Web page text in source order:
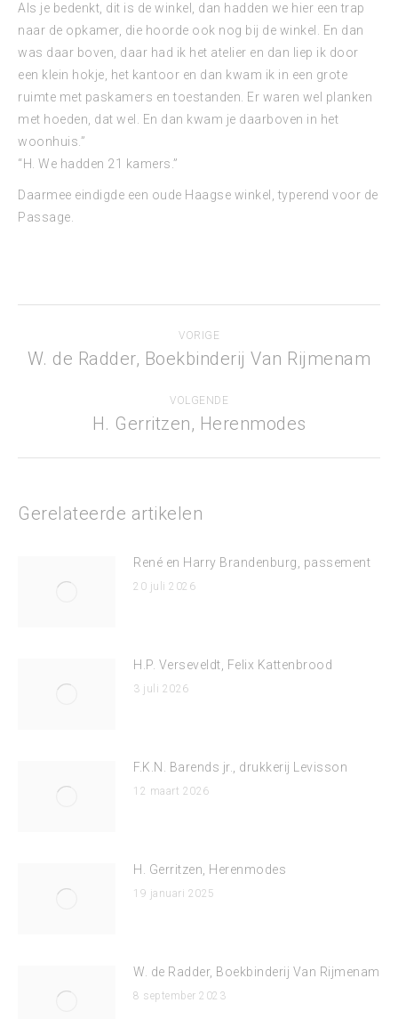
Als je bedenkt, dit is de winkel, dan hadden we hier een trap
naar de opkamer, die hoorde ook nog bij de winkel. En dan
was daar boven, daar had ik het atelier en dan liep ik door
een klein hokje, het kantoor en dan kwam ik in een grote
ruimte met paskamers en toestanden. Er waren wel planken
met hoeden, dat wel. En dan kwam je daarboven in het
woonhuis.”
“H. We hadden 21 kamers.”
Daarmee eindigde een oude Haagse winkel, typerend voor de
Passage.
navigatie
VORIGE
Vorig
W. de Radder, Boekbinderij Van Rijmenam
VOLGENDE
Volgend
H. Gerritzen, Herenmodes
Gerelateerde artikelen
René en Harry Brandenburg, passement
20 juli 2026
H.P. Verseveldt, Felix Kattenbrood
3 juli 2026
F.K.N. Barends jr., drukkerij Levisson
12 maart 2026
H. Gerritzen, Herenmodes
19 januari 2025
W. de Radder, Boekbinderij Van Rijmenam
8 september 2023